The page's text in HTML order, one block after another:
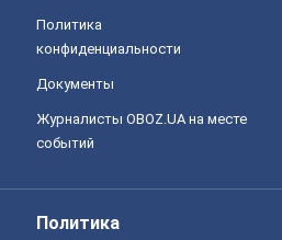
Политика
конфиденциальности
Документы
Журналисты OBOZ.UA на месте
событий
Политика